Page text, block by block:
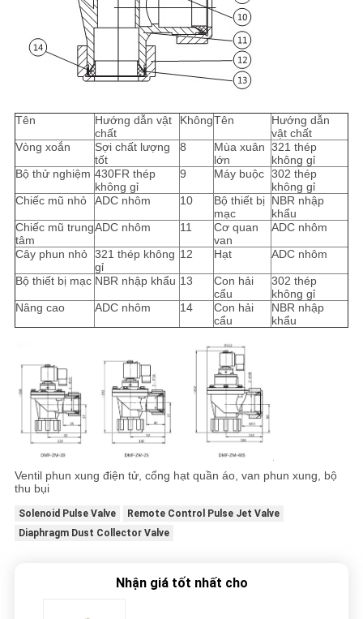
Tên
Hướng dẫn vật
chất
KhôngTên
Hướng dẫn
vật chất
Vòng xoắn
Sợi chất lượng
tốt
8
Mùa xuân
lớn
321 thép
không gỉ
Bộ thử nghiệm 430FR thép
không gỉ
9 Máy buộc 302 thép
không gỉ
Chiếc mũ nhỏ
ADC nhôm 10
Bộ thiết bị
mạc
NBR nhập
khẩu
Chiếc mũ trung
tâm
ADC nhôm 11
Cơ quan
van
ADC nhôm
Cây phun nhỏ 321 thép không
gỉ
12 Hạt ADC nhôm
Bộ thiết bị mạc NBR nhập khẩu 13
Con hải
cẩu
302 thép
không gỉ
Nâng cao
ADC nhôm 14
Con hải
cẩu
NBR nhập
khẩu
Ventil phun xung điện tử, cổng hạt quần áo, van phun xung, bộ
thu bụi
Solenoid Pulse Valve
Remote Control Pulse Jet Valve
Diaphragm Dust Collector Valve
Nhận giá tốt nhất cho